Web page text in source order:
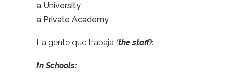
a University
a Private Academy
La gente que trabaja (the staff):
In Schools: